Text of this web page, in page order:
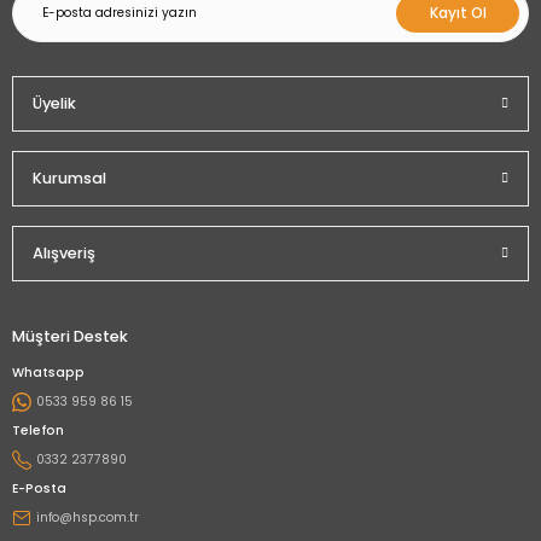
Kayıt Ol
Üyelik
Kurumsal
Alışveriş
Müşteri Destek
Whatsapp
0533 959 86 15
Telefon
0332 2377890
E-Posta
info@hsp.com.tr